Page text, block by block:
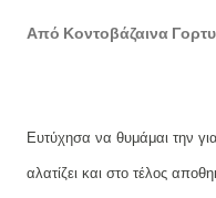
Από Κοντοβάζαινα
Ευτύχησα να θυμάμαι την
αλατίζει και στο τέλος